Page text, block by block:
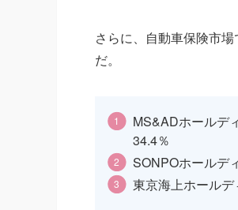
さらに、自動車保険市
だ。
MS&ADホールデ
34.4％
SONPOホールデ
東京海上ホール